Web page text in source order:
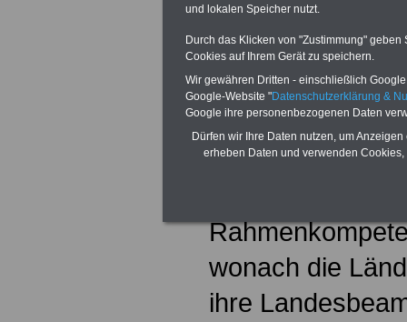
das Recht zu,
Statusrechte
Beamtinnen
Ländern und
Diese
wonach die
ihre
und lokalen Speicher nutzt.
Durch das Klicken von "Zustimmung"
Cookies auf Ihrem Gerät zu speichern.
Wir gewähren Dritten - einschließlich
Google-Website "Datenschutzerklärung &
Google ihre personenbezogenen Daten
Dürfen wir Ihre Daten nutzen, um
erheben Daten und verwenden